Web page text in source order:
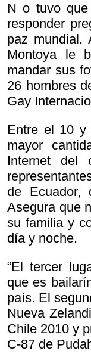
N o tuvo
responder
paz mundial.
Montoya le
mandar sus
26 hombres
Gay
Entre el 10 y
mayor
Internet del
de Ecuador,
Asegura que
su familia y
día y noche.
“El tercer
que es
país. El
Nueva
Chile 2010 y
C-87 de